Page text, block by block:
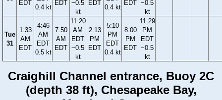
EDT
0.4 kt
EDT −0.5
kt
EDT
0.4 kt
EDT −0.5
kt
Tue
31
1:33
AM
EDT
4:46
AM
EDT
0.5 kt
7:50
AM
EDT
11:20
AM
EDT
−0.5
kt
2:13
PM
EDT
5:10
PM
EDT
0.4 kt
8:00
PM
EDT
11:29
PM
EDT
−0.5
kt
Craighill Channel entrance, Buoy 2C
(depth 38 ft), Chesapeake Bay,